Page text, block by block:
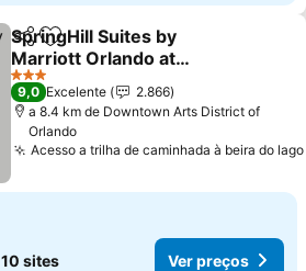
PartilharAdicionar aos favoritos
SpringHill Suites by
Marriott Orlando at
Millenia
3 Estrelas
9,0 Excelente
2.866
a 8.4 km de Downtown Arts District of
Orlando
Acesso a trilha de caminhada à beira do lago
10 sites Ver preços